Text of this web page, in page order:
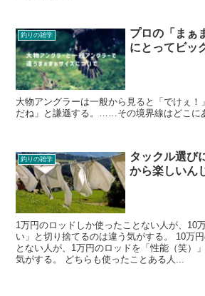
釣りの雑学
プロの「まぁ
にとってビッ
大物アングラーは一般から見ると「でけぇ！
だね」と謙遜する。……その境界線はどこに
釣りの雑学
タックル選び
から楽しいん
1万円のロッドしか使ったことない人が、10
い」と切り捨てるのは違う気がする。 10万
とない人が、1万円のロッドを「性能（笑）
気がする。 どちらも使ったことある人...